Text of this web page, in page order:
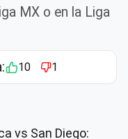
MX o en la Liga
10 1
vs San Diego: